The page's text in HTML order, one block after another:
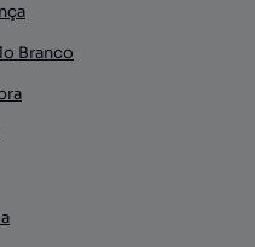
Branco